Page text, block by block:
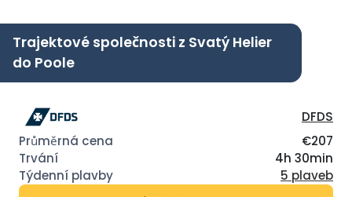
Trajektové společnosti z Svatý Helier
do Poole
DFDS
€207
4h 30min
5 plaveb